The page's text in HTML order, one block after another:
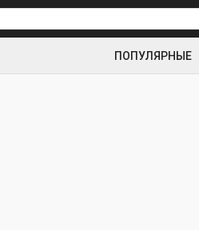
ПОПУЛЯРНЫЕ